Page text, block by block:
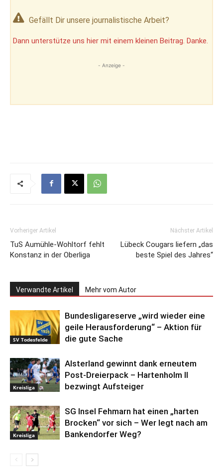
Gefällt Dir unsere journalistische Arbeit?
Dann unterstütze uns hier mit einem kleinen Beitrag. Danke.
- Anzeige -
Vorheriger Artikel
TuS Aumühle-Wohltorf fehlt
Konstanz in der Oberliga
Nächster Artikel
Lübeck Cougars liefern „das
beste Spiel des Jahres“
Verwandte Artikel Mehr vom Autor
SV Todesfelde
Bundesligareserve „wird wieder eine
geile Herausforderung“ – Aktion für
die gute Sache
Kreisliga
Alsterland gewinnt dank erneutem
Post-Dreierpack – Hartenholm II
bezwingt Aufsteiger
Kreisliga
SG Insel Fehmarn hat einen „harten
Brocken“ vor sich – Wer legt nach am
Bankendorfer Weg?